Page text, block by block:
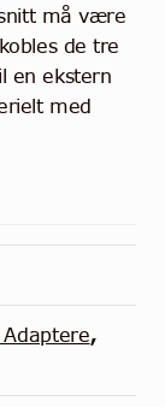
må være
de tre
en ekstern
med
,